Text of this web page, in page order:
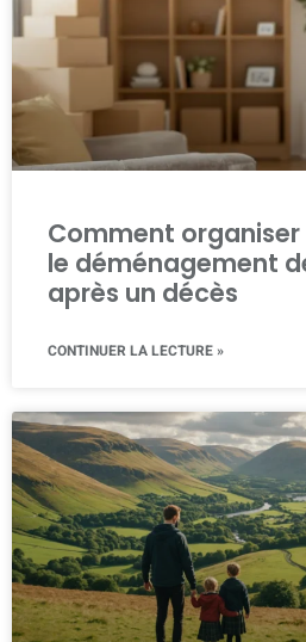
Comment
le déménagement
après un décès
CONTINUER LA LECTURE »